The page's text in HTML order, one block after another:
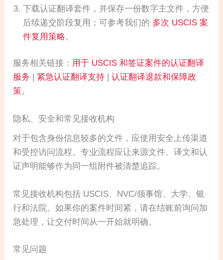
下载认证翻译套件，并保存一份数字主文件，方便
后续递交阶段复用；可参考我们的 多次 USCIS 案
件复用策略。
服务相关链接： 用于 USCIS 和签证案件的认证翻译
服务
紧急认证翻译支持 |认证翻译退款和保障政
策。
隐私、安全和常见接收机构
对于包含身份信息较多的文件，应使用安全上传渠道
和受控访问流程。专业流程应让来源文件、译文和认
证声明能够作为同一组附件被清楚追踪。
常见接收机构包括 USCIS、NVC/领事馆、大学、银
行和法院。如果你的案件时间紧，请在结账前询问加
急处理，让交付时间从一开始就明确。
常见问题